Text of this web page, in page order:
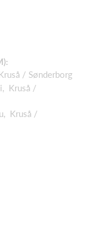
/ Sønderborg
Kruså /
Kruså /